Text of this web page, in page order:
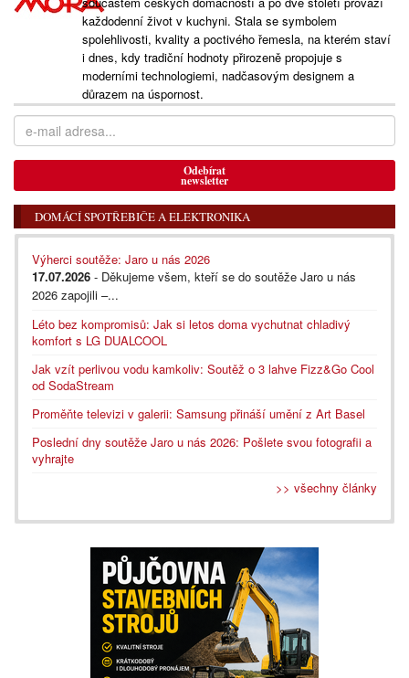
každodenní život v kuchyni. Stala se symbolem
spolehlivosti, kvality a poctivého řemesla, na kterém staví
i dnes, kdy tradiční hodnoty přirozeně propojuje s
moderními technologiemi, nadčasovým designem a
důrazem na úspornost.
Odebírat
newsletter
DOMÁCÍ SPOTŘEBIČE A ELEKTRONIKA
Výherci soutěže: Jaro u nás 2026
17.07.2026 - Děkujeme všem, kteří se do soutěže Jaro u nás
2026 zapojili –...
Léto bez kompromisů: Jak si letos doma vychutnat chladivý
komfort s LG DUALCOOL
Jak vzít perlivou vodu kamkoliv: Soutěž o 3 lahve Fizz&Go Cool
od SodaStream
Proměňte televizi v galerii: Samsung přináší umění z Art Basel
Poslední dny soutěže Jaro u nás 2026: Pošlete svou fotografii a
vyhrajte
>> všechny články